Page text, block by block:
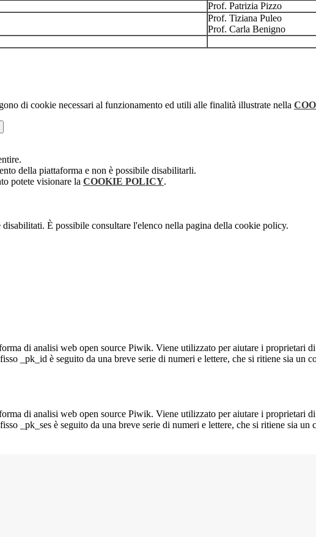
Prof. Patrizia Pizzo
Prof. Tiziana Puleo
Prof. Carla Benigno
di cookie necessari al funzionamento ed utili alle finalità illustrate nella
della piattaforma e non è possibile disabilitarli.
potete visionare la COOKIE POLICY.
È possibile consultare l'elenco nella pagina della cookie policy.
di analisi web open source Piwik. Viene utilizzato per aiutare i proprietari
_pk_id è seguito da una breve serie di numeri e lettere, che si ritiene sia un
di analisi web open source Piwik. Viene utilizzato per aiutare i proprietari
_pk_ses è seguito da una breve serie di numeri e lettere, che si ritiene sia